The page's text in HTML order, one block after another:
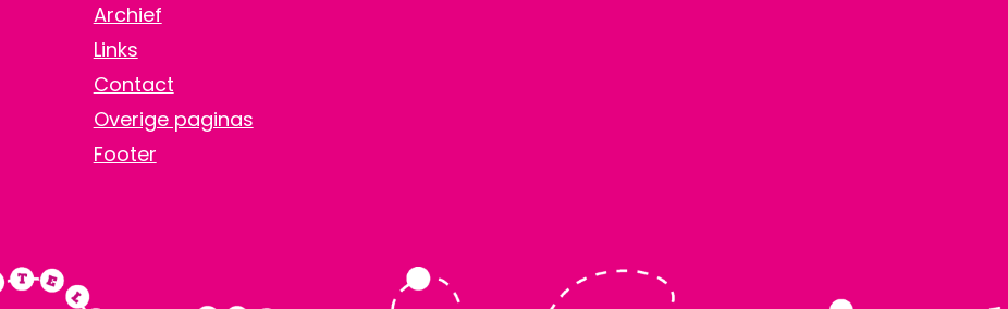
Archief
Links
Contact
Overige paginas
Footer